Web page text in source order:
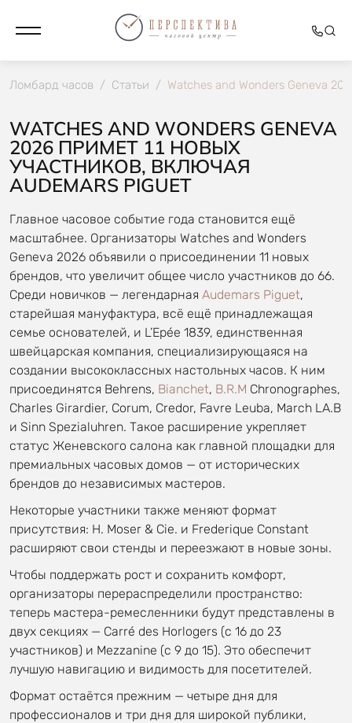
Ломбард часов / Статьи / Watches and Wonders Geneva
WATCHES AND WONDERS GENEVA
2026 ПРИМЕТ 11 НОВЫХ
УЧАСТНИКОВ, ВКЛЮЧАЯ
AUDEMARS PIGUET
Главное часовое событие года становится ещё
масштабнее. Организаторы Watches and Wonders
Geneva 2026 объявили о присоединении 11 новых
брендов, что увеличит общее число участников до 66.
Среди новичков — легендарная Audemars Piguet,
старейшая мануфактура, всё ещё принадлежащая
семье основателей, и L’Epée 1839, единственная
швейцарская компания, специализирующаяся на
создании высококлассных настольных часов. К ним
присоединятся Behrens, Bianchet, B.R.M Chronographes,
Charles Girardier, Corum, Credor, Favre Leuba, March LA.B
и Sinn Spezialuhren. Такое расширение укрепляет
статус Женевского салона как главной площадки для
премиальных часовых домов — от исторических
брендов до независимых мастеров.
Некоторые участники также меняют формат
присутствия: H. Moser & Cie. и Frederique Constant
расширяют свои стенды и переезжают в новые зоны.
Чтобы поддержать рост и сохранить комфорт,
организаторы перераспределили пространство:
теперь мастера-ремесленники будут представлены в
двух секциях — Carré des Horlogers (с 16 до 23
участников) и Mezzanine (с 9 до 15). Это обеспечит
лучшую навигацию и видимость для посетителей.
Формат остаётся прежним — четыре дня для
профессионалов и три дня для широкой публики,